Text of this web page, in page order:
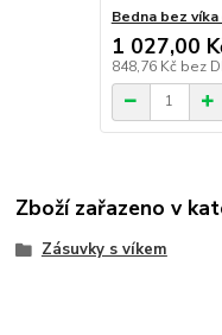
Bedna bez
1 027,00
848,76 Kč bez
Zboží zařazeno v
Zásuvky s víkem